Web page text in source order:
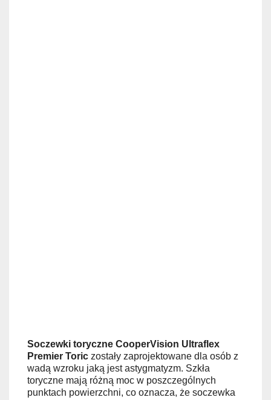
Soczewki toryczne CooperVision Ultraflex
Premier Toric zostały zaprojektowane dla osób z
wadą wzroku jaką jest astygmatyzm. Szkła
toryczne mają różną moc w poszczególnych
punktach powierzchni, co oznacza, że soczewka